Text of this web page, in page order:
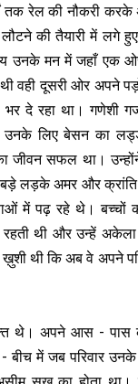
तक रेल की नौकरी करके
की तैयारी में लगे
उनके मन में जहाँ एक
वही दूसरी ओर अपने
दे रहा था। गणेशी
लिए बेसन का लड्डू
जीवन सफल था।
लड़के अमर और
में पढ़ रहे थे। बच्चों
थी और उन्हें अकेला
ख़ुशी थी कि अब वे अपने
थे। अपने आस -
बीच में जब परिवार